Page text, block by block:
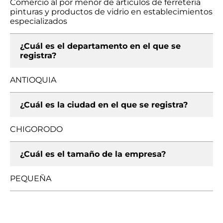
Comercio al por menor de artículos de ferretería
pinturas y productos de vidrio en establecimientos
especializados
¿Cuál es el departamento en el que se
registra?
ANTIOQUIA
¿Cuál es la ciudad en el que se registra?
CHIGORODO
¿Cuál es el tamaño de la empresa?
PEQUEÑA